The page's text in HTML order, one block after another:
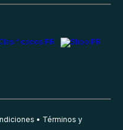
Términos y